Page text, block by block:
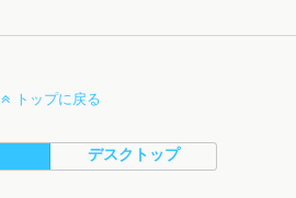
トップに戻る
デスクトップ